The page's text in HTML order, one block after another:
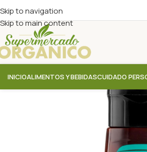
Skip to navigation
Skip to main content
INICIOALIMENTOS Y BEBIDASCUIDADO